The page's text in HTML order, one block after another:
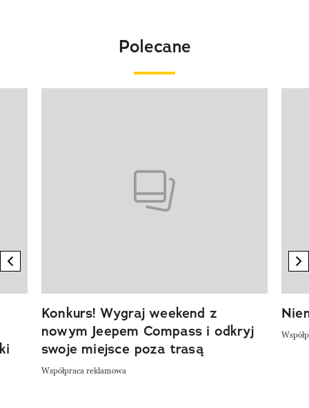
Polecane
previous element
Konkurs! Wygraj weekend z
nowym Jeepem Compass i odkryj
swoje miejsce poza trasą
Współpraca reklamowa